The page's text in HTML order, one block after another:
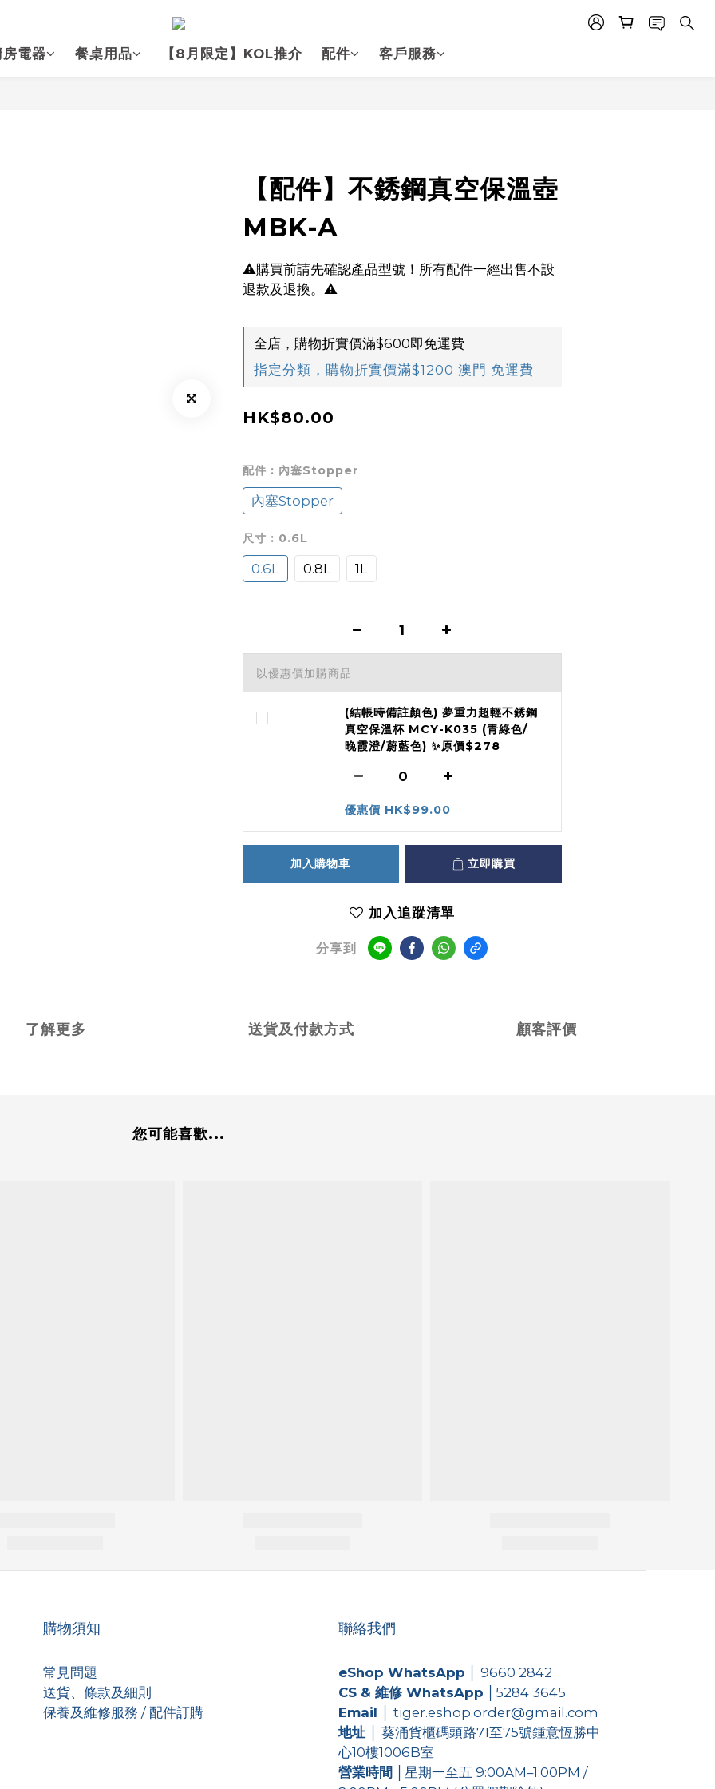
電器 餐桌用品 【8月限定】KOL推介 配件 客戶服務
【配件】不銹鋼真空保溫壺
MBK-A
⚠️購買前請先確認產品型號！所有配件一經出售不設
退款及退換。⚠️
全店，購物折實價滿$600即免運費
指定分類，購物折實價滿$1200 澳門 免運費
HK$80.00
配件 : 內塞Stopper
內塞Stopper
尺寸 : 0.6L
0.6L 0.8L 1L
以優惠價加購商品
(結帳時備註顏色) 夢重力超輕不銹鋼
真空保溫杯 MCY-K035 (青綠色/
晚霞澄/蔚藍色) ✨原價$278
優惠價 HK$99.00
加入購物車 立即購買
加入追蹤清單
分享到
了解更多 送貨及付款方式 顧客評價
您可能喜歡...
購物須知
常見問題
送貨、條款及細則
保養及維修服務 / 配件訂購
聯絡我們
eShop WhatsApp
9660 2842
CS & 維修 WhatsApp
5284 3645
Email
│ tiger.eshop.order@gmail.com
地址
│ 葵涌貨櫃碼頭路71至75號鍾意恆勝中
心10樓1006B室
營業時間 │星期一至五 9:00AM–1:00PM /